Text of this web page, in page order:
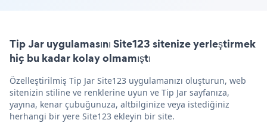
Tip Jar uygulamasını Site123 sitenize yerleştirmek
hiç bu kadar kolay olmamıştı
Özelleştirilmiş Tip Jar Site123 uygulamanızı oluşturun, web
sitenizin stiline ve renklerine uyun ve Tip Jar sayfanıza,
yayına, kenar çubuğunuza, altbilginize veya istediğiniz
herhangi bir yere Site123 ekleyin bir site.